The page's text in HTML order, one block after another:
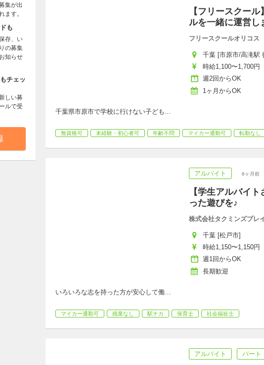
【フリースクー
ルを一緒に運営し
フリースクールオリコス
千葉 [市原市/高滝駅
時給1,100〜1,700円
週2回からOK
1ヶ月からOK
千葉県市原市で学校に行けない子ども …
無資格可 未経験・初心者可 年齢不問 マイカー通勤可 転勤なし
アルバイト 6ヶ月前
【学生アルバイ
った遊びを♪
株式会社タクミンズプレ
千葉 [松戸市]
時給1,150〜1,150円
週1回からOK
長期歓迎
いろいろな志を持った方が安心して働…
マイカー通勤可 残業なし 駅チカ 保育士 社会福祉士
アルバイト パート
集が出
ます。
も
存、い
の募集
知らせ
チェッ
しい募
ルで受